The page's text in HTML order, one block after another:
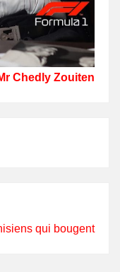
Chedly Zouiten
qui bougent